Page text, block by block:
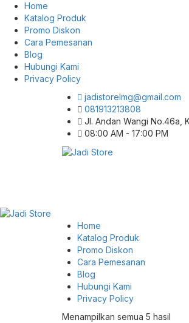
Home
Katalog Produk
Promo Diskon
Cara Pemesanan
Blog
Hubungi Kami
Privacy Policy
jadistorelmg@gmail.com
081913213808
Jl. Andan Wangi No.46a,
08:00 AM - 17:00 PM
Home
Katalog Produk
Promo Diskon
Cara Pemesanan
Blog
Hubungi Kami
Privacy Policy
Menampilkan semua 5 hasil